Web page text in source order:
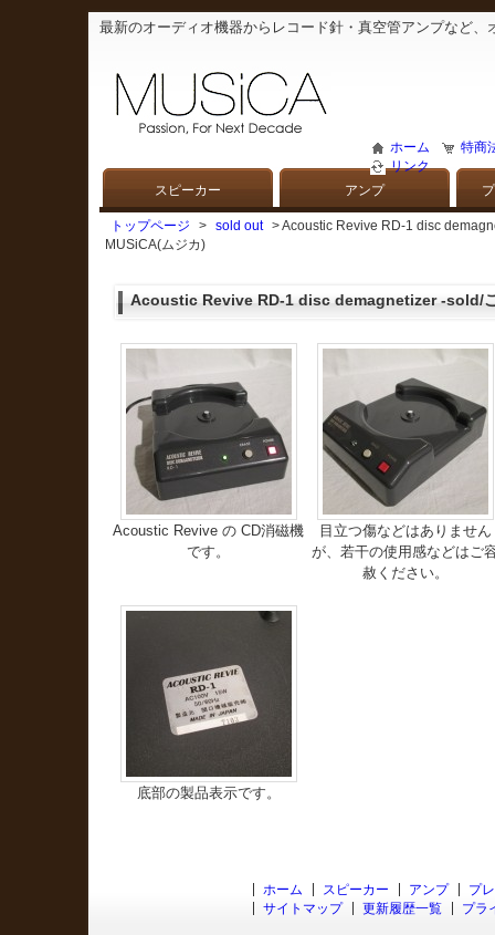
最新のオーディオ機器からレコード針・真空管アンプなど
ホーム
特商
リンク
スピーカー アンプ
トップページ > sold out
> Acoustic Revive RD-1 disc
MUSiCA(ムジカ)
Acoustic Revive RD-1 disc demagnetizer -sold/
Acoustic Revive の CD消磁機
です。
目立つ傷などはありません
が、若干の使用感などはご
赦ください。
底部の製品表示です。
ホーム スピーカー アンプ
プ
サイトマップ
更新履歴一覧 プラ